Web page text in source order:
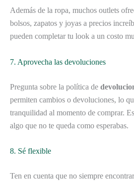
Además de la ropa, muchos outlets
bolsos, zapatos y joyas a precios
pueden completar tu look a un costo
7. Aprovecha las devoluciones
Pregunta sobre la política de
permiten cambios o devoluciones, lo
tranquilidad al momento de comprar.
algo que no te queda como esperabas.
8. Sé flexible
Ten en cuenta que no siempre